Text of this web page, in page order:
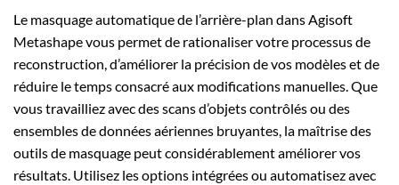
Le masquage automatique de l’arrière-plan dans Agisoft
Metashape vous permet de rationaliser votre processus de
reconstruction, d’améliorer la précision de vos modèles et de
réduire le temps consacré aux modifications manuelles. Que
vous travailliez avec des scans d’objets contrôlés ou des
ensembles de données aériennes bruyantes, la maîtrise des
outils de masquage peut considérablement améliorer vos
résultats. Utilisez les options intégrées ou automatisez avec